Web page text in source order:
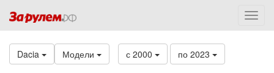
Dacia Модели с 2000 по 2023